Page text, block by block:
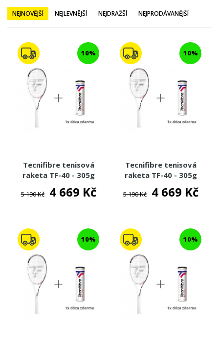
TENISOVÉ TAŠKY
TENISOVÁ OBUV
TENISOVÉ OBLEČENÍ
TENISOVÉ OMOTÁVKY
TENISOVÉ DOPLŇKY
NEJNOVĚJŠÍ NEJLEVNĚJŠÍ NEJDRAŽŠÍ NEJPRODÁVANĚJŠÍ
10%
Tecnifibre tenisová
raketa TF-40 - 305g
5 190 Kč 4 669 Kč
10%
Tecnifibre tenisová
raketa TF-40 - 305g
5 190 Kč 4 669 Kč
10% 10%